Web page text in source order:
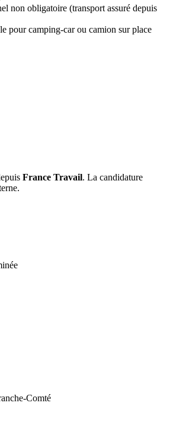
non obligatoire (transport assuré depuis
pour camping-car ou camion sur place
France Travail. La candidature
Comté